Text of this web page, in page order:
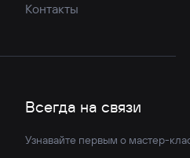
Контакты
Всегда на связи
Узнавайте первым о мастер-